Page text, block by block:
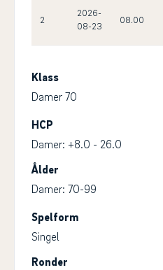
2
2026-
08-23
08.00
Klass
Damer 70
HCP
Damer: +8.0 - 26.0
Ålder
Damer: 70-99
Spelform
Singel
Ronder